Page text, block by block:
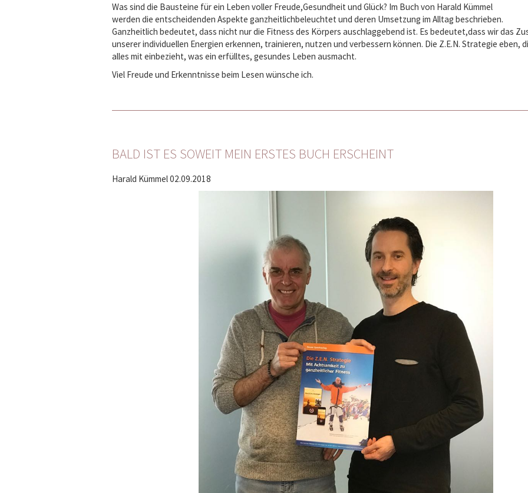
Was sind die Bausteine für ein Leben voller Freude,Gesundheit und Glück? Im Buch von Harald Kümmel
werden die entscheidenden Aspekte ganzheitlichbeleuchtet und deren Umsetzung im Alltag beschrieben.
Ganzheitlich bedeutet, dass nicht nur die Fitness des Körpers auschlaggebend ist. Es bedeutet,dass wir das
unserer individuellen Energien erkennen, trainieren, nutzen und verbessern können. Die Z.E.N. Strategie eben,
alles mit einbezieht, was ein erfülltes, gesundes Leben ausmacht.
Viel Freude und Erkenntnisse beim Lesen wünsche ich.
BALD IST ES SOWEIT MEIN ERSTES BUCH ERSCHEINT
Harald Kümmel02.09.2018